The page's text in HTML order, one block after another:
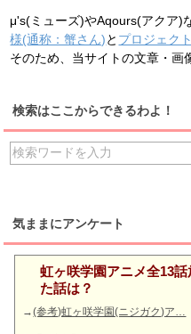
μ's(ミューズ)やAqours(アクア)
様(通称：蟹さん)と プロジェク
そのため、当サイトの文章・画
検索はここからできるわよ！
気ままにアンケート
虹ヶ咲学園アニメ全13
た話は？
→(参考)虹ヶ咲学園(ニジガク)ア…